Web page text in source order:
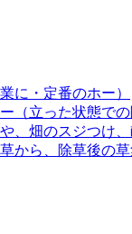
に・定番のホー）
（立った状態で
、畑のスジつけ、
から、除草後の草